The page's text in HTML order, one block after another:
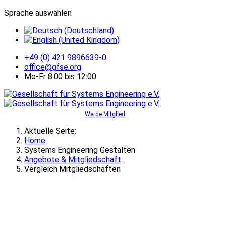
Sprache auswählen
+49 (0) 421 9896639-0
office@gfse.org
Mo-Fr 8:00 bis 12:00
Werde Mitglied
Aktuelle Seite:
Home
Systems Engineering Gestalten
Angebote & Mitgliedschaft
Vergleich Mitgliedschaften